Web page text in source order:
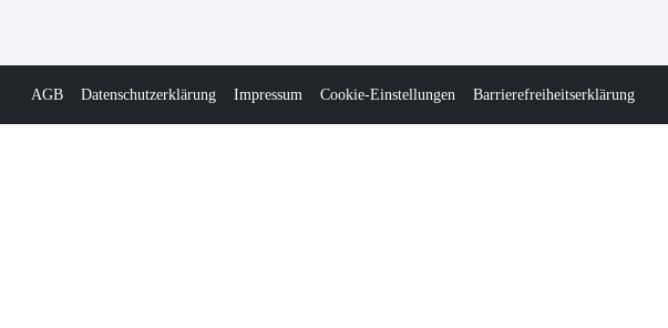
AGB Datenschutzerklärung Impressum Cookie-Einstellungen Barrierefreiheitserklärung